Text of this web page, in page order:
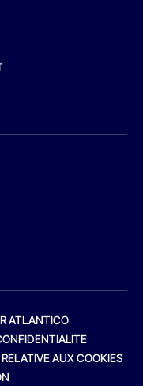
ATLANTICO
AUX COOKIES